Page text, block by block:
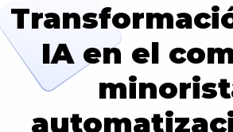
IA en el